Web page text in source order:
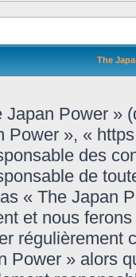
The
Japan Power »
Power », «
des
de
« The Japan
et nous
régulièrement
Power » alors